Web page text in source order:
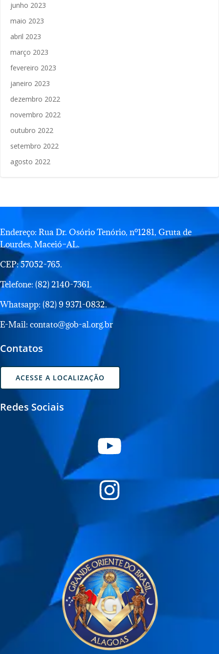
junho 2023
maio 2023
abril 2023
março 2023
fevereiro 2023
janeiro 2023
dezembro 2022
novembro 2022
outubro 2022
setembro 2022
agosto 2022
Endereço: Rua Dr. Osório Tenório, nº1281, Gruta de
Lourdes, Maceió–AL.
CEP: 57052-765.
Telefone: (82) 2140-7361.
Whatsapp: (82) 9 9371-0832.
E-Mail: contato@gob-al.org.br
Contatos
ACESSE A LOCALIZAÇÃO
Redes Sociais